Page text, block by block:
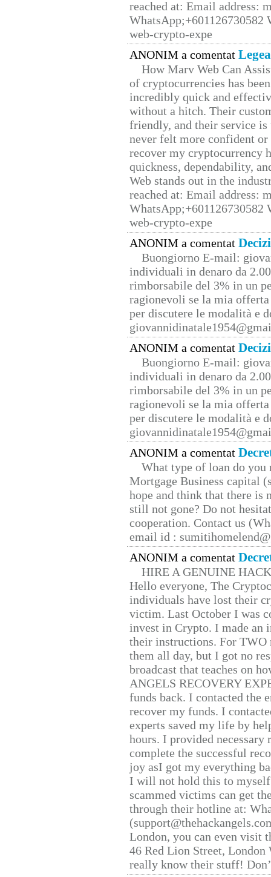
reached at: Email address:
web-crypto-expe
ANONIM a comentat
How Marv Web Can
of cryptocurrencies has
incredibly quick and
without a hitch. Their
friendly, and their service
never felt more confident
recover my cryptocurrency
quickness, dependability,
Web stands out in the
reached at: Email address:
web-crypto-expe
ANONIM a comentat
Buongiorno E-mail:
individuali in denaro da
rimborsabile del 3% in un
ragionevoli se la mia
per discutere le modalità e
ANONIM a comentat
Buongiorno E-mail:
individuali in denaro da
rimborsabile del 3% in un
ragionevoli se la mia
per discutere le modalità e
ANONIM a comentat
What type of loan do you
Mortgage Business capital
hope and think that there is
still not gone? Do not
cooperation. Contact us
email id :
ANONIM a comentat
HIRE A GENUINE
Hello everyone, The
individuals have lost their
victim. Last October I was
invest in Crypto. I made
their instructions. For TWO
them all day, but I got no
broadcast that teaches on
ANGELS RECOVERY
funds back. I contacted the
recover my funds. I
experts saved my life by
hours. I provided
complete the successful
joy asI got my everything
I will not hold this to
scammed victims can get
through their hotline at:
London, you can even visit
46 Red Lion Street, London
really know their stuff!